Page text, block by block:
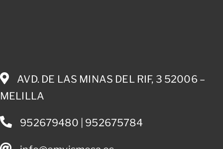
AVD. DE LAS MINAS DEL RIF, 3 52006 –
MELILLA
952679480 | 952675784